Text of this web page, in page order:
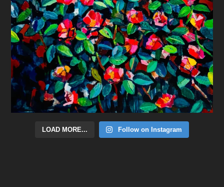
LOAD MORE... Follow on Instagram